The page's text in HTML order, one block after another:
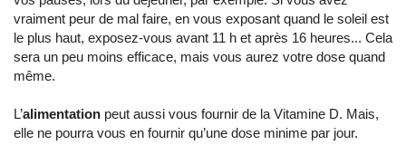
vraiment peur de mal faire, en vous exposant quand le soleil est
le plus haut, exposez-vous avant 11 h et après 16 heures... Cela
sera un peu moins efficace, mais vous aurez votre dose quand
même.
L’alimentation peut aussi vous fournir de la Vitamine D. Mais,
elle ne pourra vous en fournir qu’une dose minime par jour.